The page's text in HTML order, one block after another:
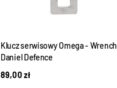
Klucz serwisowy Omega - Wrench
Daniel Defence
89,00zł